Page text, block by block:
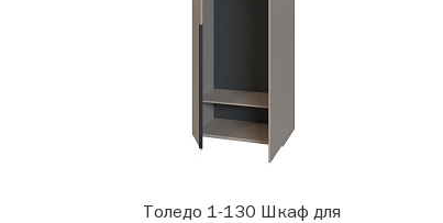
Толедо 1-130 Шкаф для